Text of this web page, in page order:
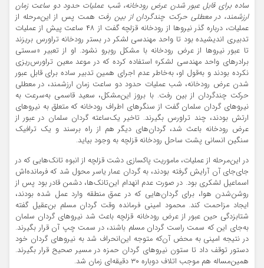
ساده برای قابل عبور شدن عرض رودخانه، شب عملیات حدود دو ساعت زمان
ارزشمند، در معطلی حرکت چندگردان از بین رفت همت پس از این‌مرحله از
عملیات، درباره گذر نیروها از رودخانه قزلچه گفت از ۴۸ ساعت پیش از عملیات
تدبیری اندیشیده بود تا واحد مهندسی لشکر در بستر رودخانه تراورس بریزند
تا عبور نیروها از عرض رودخانه با مشکل روبرو نشود. او از تعبیر «سستی
برادرهای واحد مهندسی لشکر» استفاده کرده که در موعد معین تراورس‌ریزی
نکرده بودند و به‌قول او، به‌خاطر عدم اجرای همین تدبیر ساده برای قابل عبور
شدن عرض رودخانه، شب عملیات حدود دو ساعت زمان ارزشمند، در معطلی
حرکت چندگردان از بین رفت. با بروز این‌مشکل، سعید قاسمی به‌سرعت به
نیروهای گردان سلمان گفت از سنگرهای اطراف رودخانه که متعلق به نیروهای
ارتش بودند، چند تراورس بگیرند. تاخیر یک‌ساعته گردان سلمان در عبور از
عرض رودخانه باعث شد، گردان‌های دیگر هم از راه برسند و یک ترافیک
سنگین انسانی پشت ساحل رودخانه قزلچه به وجود بیاید.
در این‌مرحله از عملیات، ماموریت پاکسازی دشت قزلچه از انبوه تانک‌هایی که در
جای‌جای آن آرایش گرفته بودند، به گردان عمار یاسر محول شد که فرمانده‌اش
اسماعیل لشکری بود. در صورت عدم انهدام این‌تانک‌ها، دشمن قادر بود پس از
روشن‌شدن هوا، برای گردان‌هایی که در عمق منطقه وارد عمل شده بودند،
ایجاد مزاحمت کند. محمود امینی فرمانده وقت گردان مسلم بن‌عقیل گفته
شتابزدگی حین عبور از عرض رودخانه قزلچه باعث شد نیروهای گردان سلمان
به‌جای این که سمت راست گردان مسلم باشند، در سمت چپ آن قرار بگیرند.
در نتیجه امینی به محض آن‌که متوجه این‌انحراف شد به نیروهای گردان خود
دستور توقف داد تا ستون نیروهای گردان حمزه در مسیر صحیح قرار بگیرند.
همین‌مساله هم موجب اتلاف دوباره ۳۰ دقیقه‌ای زمان شد.